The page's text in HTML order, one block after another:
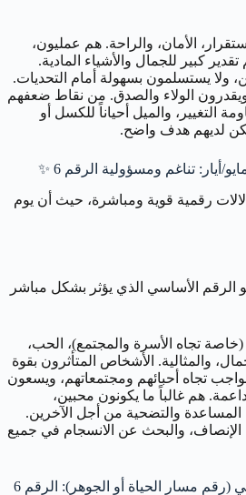
الأمان، والراحة. هم عمليون،
كبير للجمال والأشياء المادية.
ولا يستسلمون بسهولة أمام التحديات.
الولاء والصدق. من نقاط ضعفهم
التغيير، والميل أحياناً للكسل أو
يكن لديهم هدف واضح.
الميلاد، 6 مايو، دلالات رقمية قوية ومباشرة، حيث أن يوم
الرقم هو الرقم الأساسي الذي يؤثر بشكل مباشر
تجاه الأسرة والمجتمع)، الحب،
والمثالية. الأشخاص المتأثرون بقوة
بالواجب تجاه أحبائهم ومجتمعاتهم، ويسعون
هم غالباً ما يكونون محبين،
والتضحية من أجل الآخرين.
الإنصاف، والبحث عن الانسجام في جميع
مسار الحياة أو الجوهر): الرقم 6